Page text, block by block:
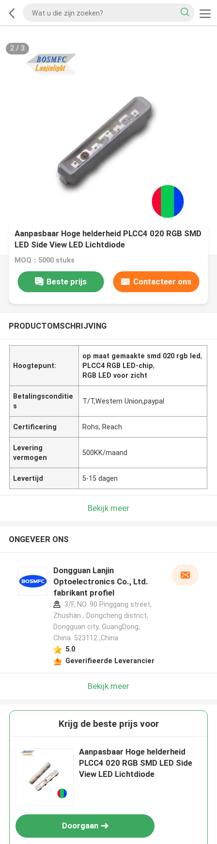
2/ 3
Aanpasbaar Hoge helderheid PLCC4 020 RGB SMD
LED Side View LED Lichtdiode
MOQ：5000 stuks
Beste prijs Contacteer ons
PRODUCTOMSCHRIJVING
Hoogtepunt:
op maat gemaakte smd 020 rgb led,
PLCC4 RGB LED-chip,
RGB LED voor zicht
Betalingsconditie
s
T/T,Western Union,paypal
Certificering Rohs, Reach
Levering
vermogen
500KK/maand
Levertijd 5-15 dagen
Bekijk meer
ONGEVEER ONS
Dongguan Lanjin
Optoelectronics Co., Ltd.
fabrikant profiel
3/F, NO. 90 Pinggang street,
Zhushan , Dongcheng district,
Dongguan city, GuangDong,
China. 523112 ,China
5.0
Geverifieerde Leverancier
Bekijk meer
Krijg de beste prijs voor
Aanpasbaar Hoge helderheid
PLCC4 020 RGB SMD LED Side
View LED Lichtdiode
Doorgaan